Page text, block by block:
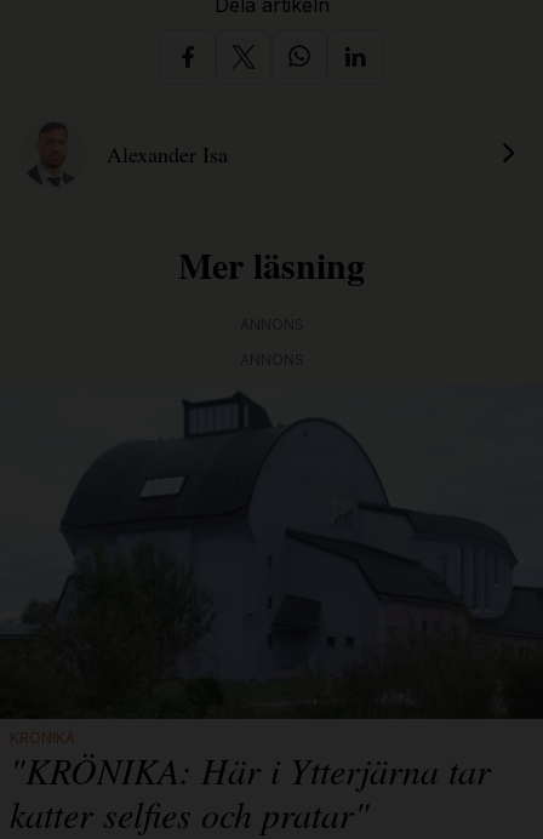
Dela artikeln
Alexander Isa
Mer läsning
KRÖNIKA
"KRÖNIKA: Här i Ytterjärna tar
katter selfies och pratar"